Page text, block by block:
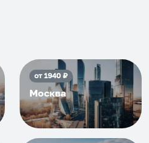
от1940₽
Москва